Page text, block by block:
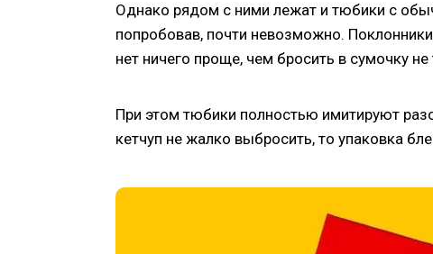
Однако рядом с ними лежат и тюбики с
попробовав, почти невозможно.
нет ничего проще, чем бросить в сумочку
При этом тюбики полностью имитируют
кетчуп не жалко выбросить, то упаковка